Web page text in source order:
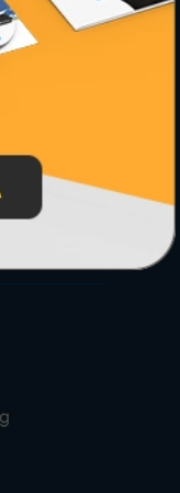
de